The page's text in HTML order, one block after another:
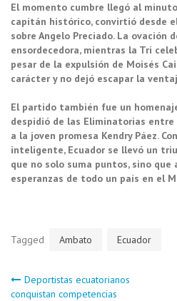
El momento cumbre llegó al minuto
capitán histórico, convirtió desde
sobre Angelo Preciado. La ovación
ensordecedora, mientras la Tri
pesar de la expulsión de Moisés
carácter y no dejó escapar la
El partido también fue un
despidió de las Eliminatorias entre
a la joven promesa Kendry Páez.
inteligente, Ecuador se llevó un
que no solo suma puntos, sino que
esperanzas de todo un país en el
Tagged Ambato Ecuador
Navegación
Deportistas ecuatorianos
conquistan competencias